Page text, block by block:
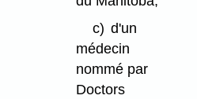
c) d'un
médecin
nommé par
Doctors